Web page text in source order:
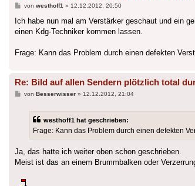
Beitrag
von westhoff1 » 12.12.2012, 20:50
Ich habe nun mal am Verstärker geschaut und ein
einen Kdg-Techniker kommen lassen.
Frage: Kann das Problem durch einen defekten
Re: Bild auf allen Sendern plötzlich total
Beitrag
von Besserwisser» 12.12.2012, 21:04
westhoff1 hat geschrieben:
Frage: Kann das Problem durch einen defekten
Ja, das hatte ich weiter oben schon geschrieben.
Meist ist das an einem Brummbalken oder